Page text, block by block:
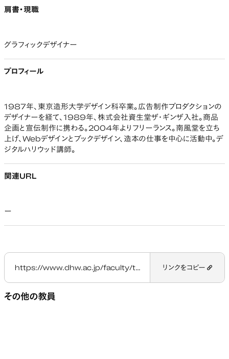
肩書・現職
グラフィックデザイナー
プロフィール
1987年、東京造形大学デザイン科卒業。広告制作プロダクションの
デザイナーを経て、1989年、株式会社資生堂ザ・ギンザ入社。商品
企画と宣伝制作に携わる。2004年よりフリーランス。南風堂を立ち
上げ、Webデザインとブックデザイン、造本の仕事を中心に活動中。デ
ジタルハリウッド講師。
関連URL
ー
https://www.dhw.ac.jp/faculty/teacher/yonezawa-midori/ リンクをコピー
その他の教員